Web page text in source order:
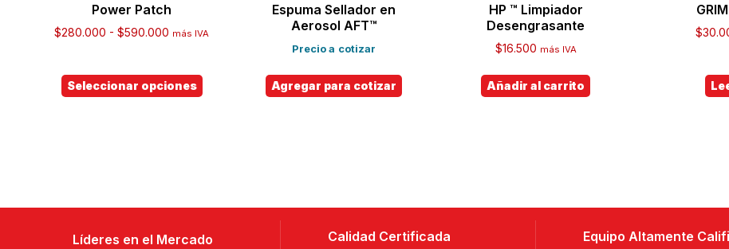
Power Patch
$280.000 - $590.000 más IVA
Seleccionar opciones
Espuma Sellador en
Aerosol AFT™
Precio a cotizar
Agregar para cotizar
HP ™ Limpiador
Desengrasante
$16.500 más IVA
Añadir al carrito
$
Líderes en el Mercado Calidad Certificada Equipo Altamente